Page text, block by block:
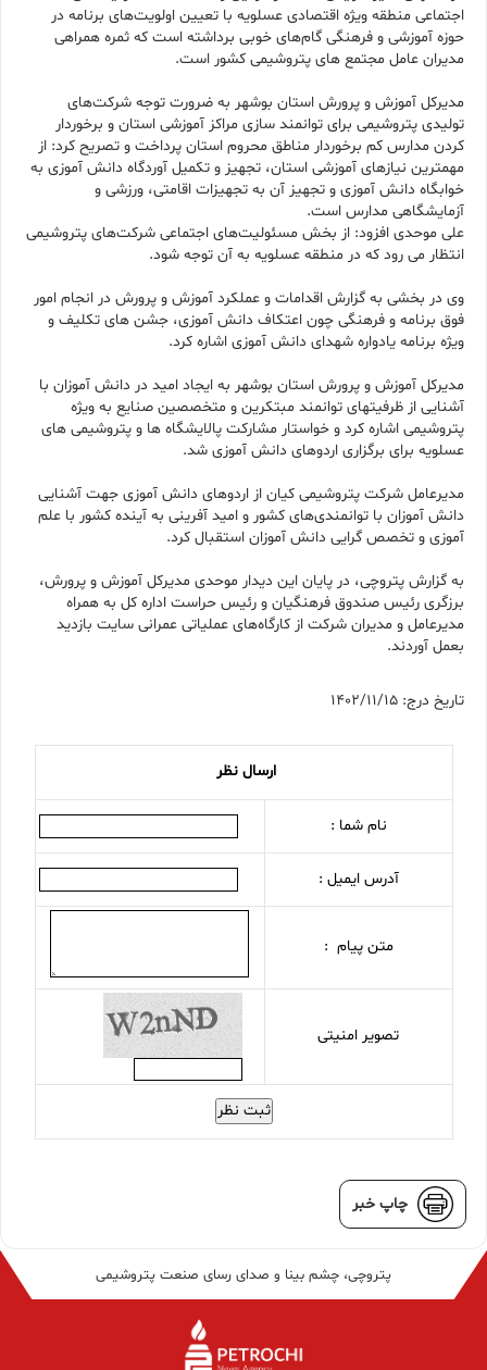
اجتماعی منطقه ویژه اقتصادی عسلویه با تعیین اولویت‌های برنامه در
حوزه آموزشی و فرهنگی گام‌های خوبی برداشته است که ثمره همراهی
مدیران عامل مجتمع های پتروشیمی کشور است.
مدیرکل آموزش و پرورش استان بوشهر به ضرورت توجه شرکت‌های
تولیدی پتروشیمی برای توانمند سازی مراکز آموزشی استان و برخوردار
کردن مدارس کم برخوردار مناطق محروم استان پرداخت و تصریح کرد: از
مهمترین نیازهای آموزشی استان، تجهیز و تکمیل آوردگاه دانش آموزی به
خوابگاه دانش آموزی و تجهیز آن به تجهیزات اقامتی، ورزشی و
آزمایشگاهی مدارس است.
علی موحدی افزود: از بخش مسئولیت‌های اجتماعی شرکت‌های پتروشیمی
انتظار می رود که در منطقه عسلویه به آن توجه شود.
وی در بخشی به گزارش اقدامات و عملکرد آموزش و پرورش در انجام امور
فوق برنامه و فرهنگی چون اعتکاف دانش آموزی، جشن های تکلیف و
ویژه برنامه یادواره شهدای دانش آموزی اشاره کرد.
مدیرکل آموزش و پرورش استان بوشهر به ایجاد امید در دانش آموزان با
آشنایی از ظرفیتهای توانمند مبتکرین و متخصصین صنایع به ويژه
پتروشیمی اشاره کرد و خواستار مشارکت پالایشگاه ها و پتروشیمی های
عسلويه برای برگزاری اردوهای دانش آموزی شد.
مدیرعامل شرکت پتروشیمی کیان از اردوهای دانش آموزی جهت آشنایی
دانش آموزان با توانمندی‌های کشور و امید آفرینی به آینده کشور با علم
آموزی و تخصص گرایی دانش آموزان استقبال کرد.
به گزارش پتروچی، در پایان این دیدار موحدی مدیرکل آموزش و پرورش،
برزگری رئیس صندوق فرهنگیان و رئیس حراست اداره کل به همراه
مدیرعامل و مدیران شرکت از کارگاه‌های عملیاتی عمرانی سایت بازدید
بعمل آوردند.
تاریخ درج: 1402/11/15
ارسال نظر
نام شما :
آدرس ایمیل :
متن پیام :
تصویر امنیتی
ثبت نظر
چاپ خبر
پتروچی، چشم بینا و صدای رسای صنعت پتروشیمی